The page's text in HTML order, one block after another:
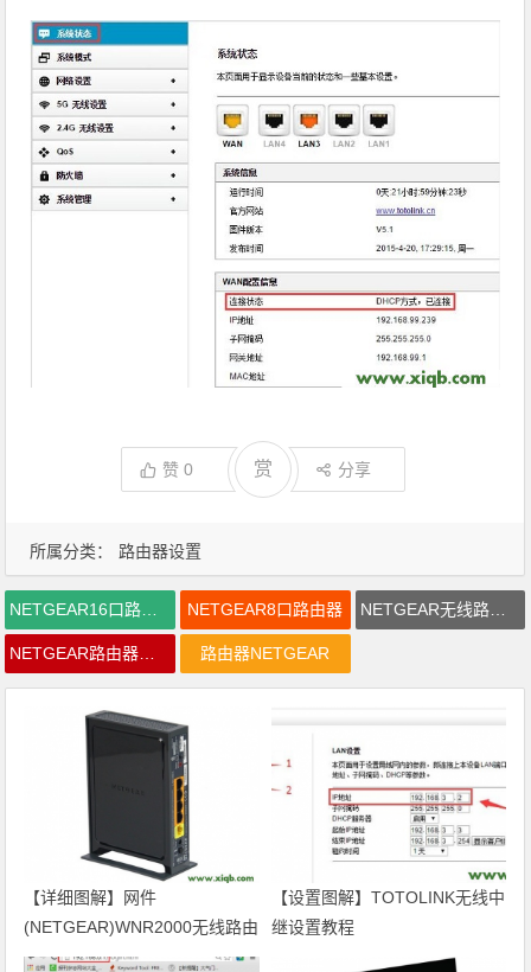
所属分类： 路由器设置
赞0 赏 分享
NETGEAR16口路由器价格 NETGEAR8口路由器 NETGEAR无线路由器密码
NETGEAR路由器登陆密码 路由器NETGEAR
【详细图解】网件
(NETGEAR)WNR2000无线路由
器设置
【设置图解】TOTOLINK无线中
继设置教程